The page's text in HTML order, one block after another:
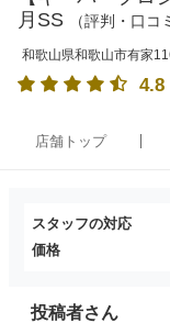
月SS
（評判・口コ
和歌山県和歌山市有家
4.8
店舗トップ
スタッフの対応
価格
投稿者さん